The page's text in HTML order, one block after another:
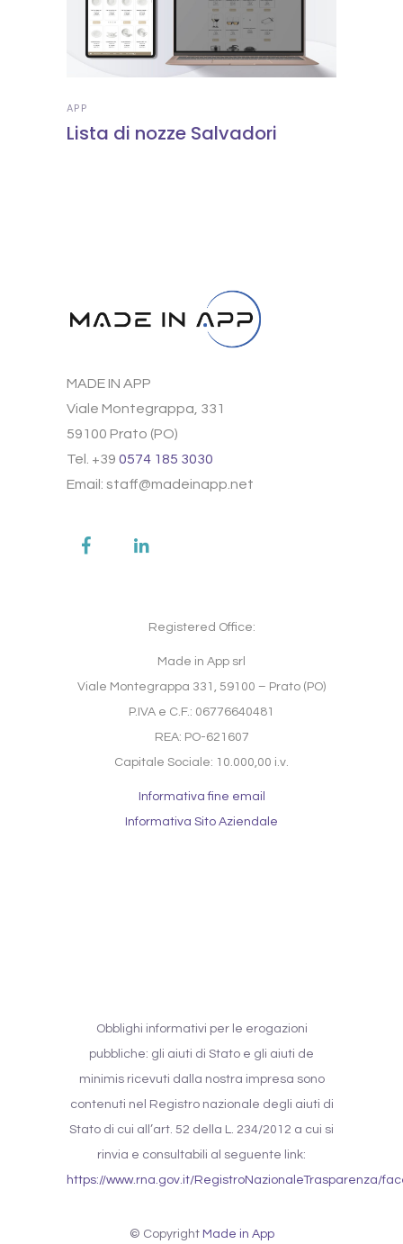
APP
Lista di nozze Salvadori
MADE IN APP
Viale Montegrappa, 331
59100 Prato (PO)
Tel. +39 0574 185 3030
Email: staff@madeinapp.net
Registered Office:
Made in App srl
Viale Montegrappa 331, 59100 – Prato (PO)
P.IVA e C.F.: 06776640481
REA: PO-621607
Capitale Sociale: 10.000,00 i.v.
Informativa fine email
Informativa Sito Aziendale
Obblighi informativi per le erogazioni
pubbliche: gli aiuti di Stato e gli aiuti de
minimis ricevuti dalla nostra impresa sono
contenuti nel Registro nazionale degli aiuti di
Stato di cui all’art. 52 della L. 234/2012 a cui si
rinvia e consultabili al seguente link:
https://www.rna.gov.it/RegistroNazionaleTrasparenza/
© Copyright Made in App